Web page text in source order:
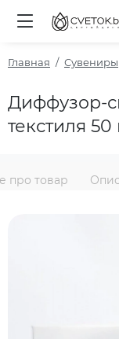
Главная Сувениры
Диффузор-
текстиля 50
про товар